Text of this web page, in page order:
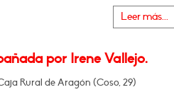
Leer más...
por Irene Vallejo.
Rural de Aragón (Coso, 29)